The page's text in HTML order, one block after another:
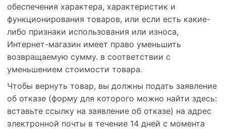
обеспечения характера, характеристик и
функционирования товаров, или если есть какие-
либо признаки использования или износа,
Интернет-магазин имеет право уменьшить
возвращаемую сумму. в соответствии с
уменьшением стоимости товара.
Чтобы вернуть товар, вы должны подать заявление
об отказе (форму для которого можно найти здесь:
вставьте ссылку на заявление об отказе) на адрес
электронной почты в течение 14 дней с момента